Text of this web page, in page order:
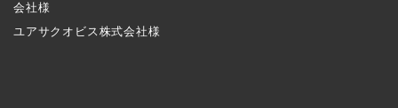
会社様
ユアサクオビス株式会社様